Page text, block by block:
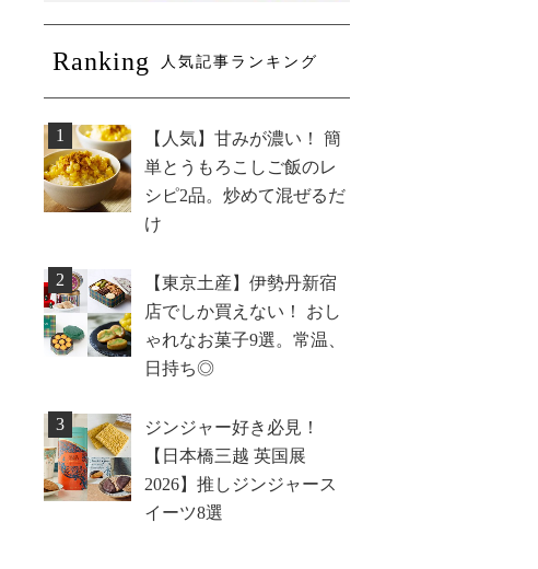
Ranking 人気記事ランキング
1
【人気】甘みが濃い！ 簡
単とうもろこしご飯のレ
シピ2品。炒めて混ぜるだ
け
2
【東京土産】伊勢丹新宿
店でしか買えない！ おし
ゃれなお菓子9選。常温、
日持ち◎
3
ジンジャー好き必見！
【日本橋三越 英国展
2026】推しジンジャース
イーツ8選